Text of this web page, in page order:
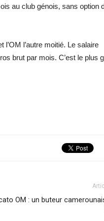
au club génois, sans option
l’autre moitié. Le salaire
brut par mois. C’est le plus
OM : un buteur